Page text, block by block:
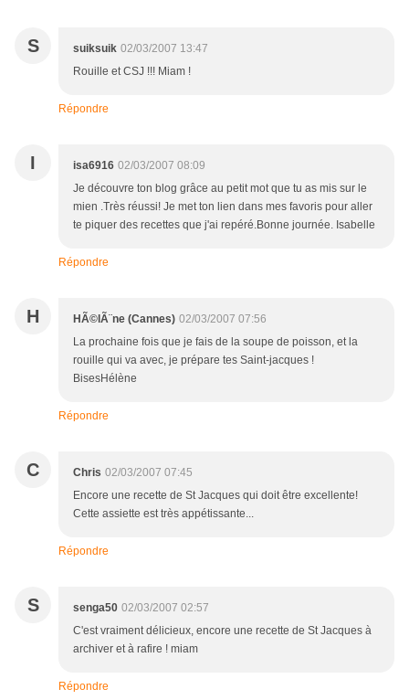
S suiksuik 02/03/2007 13:47
Rouille et CSJ !!! Miam !
Répondre
I isa6916 02/03/2007 08:09
Je découvre ton blog grâce au petit mot que tu as mis sur le
mien .Très réussi! Je met ton lien dans mes favoris pour aller
te piquer des recettes que j'ai repéré.Bonne journée. Isabelle
Répondre
H HÃ©lÃ¨ne (Cannes) 02/03/2007 07:56
La prochaine fois que je fais de la soupe de poisson, et la
rouille qui va avec, je prépare tes Saint-jacques !
BisesHélène
Répondre
C Chris 02/03/2007 07:45
Encore une recette de St Jacques qui doit être excellente!
Cette assiette est très appétissante...
Répondre
S senga50 02/03/2007 02:57
C'est vraiment délicieux, encore une recette de St Jacques à
archiver et à rafire ! miam
Répondre